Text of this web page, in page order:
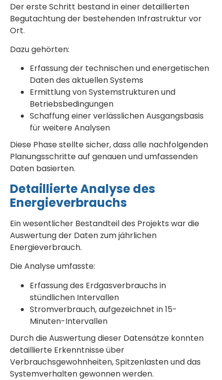
Der erste Schritt bestand in einer detaillierten
Begutachtung der bestehenden Infrastruktur vor
Ort.
Dazu gehörten:
Erfassung der technischen und energetischen
Daten des aktuellen Systems
Ermittlung von Systemstrukturen und
Betriebsbedingungen
Schaffung einer verlässlichen Ausgangsbasis
für weitere Analysen
Diese Phase stellte sicher, dass alle nachfolgenden
Planungsschritte auf genauen und umfassenden
Daten basierten.
Detaillierte Analyse des
Energieverbrauchs
Ein wesentlicher Bestandteil des Projekts war die
Auswertung der Daten zum jährlichen
Energieverbrauch.
Die Analyse umfasste:
Erfassung des Erdgasverbrauchs in
stündlichen Intervallen
Stromverbrauch, aufgezeichnet in 15-
Minuten-Intervallen
Durch die Auswertung dieser Datensätze konnten
detaillierte Erkenntnisse über
Verbrauchsgewohnheiten, Spitzenlasten und das
Systemverhalten gewonnen werden.